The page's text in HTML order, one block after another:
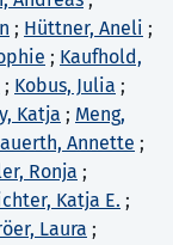
; Hüttner, Aneli ;
; Kaufhold,
; Kobus, Julia ;
Katja ; Meng,
Annette ;
Ronja ;
Katja E. ;
Laura ;